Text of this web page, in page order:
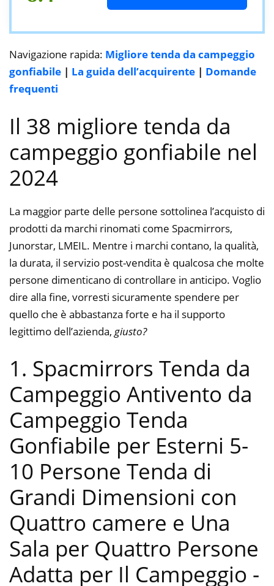
Navigazione rapida: Migliore tenda da campeggio
gonfiabile | La guida dell’acquirente | Domande
frequenti
Il 38 migliore tenda da
campeggio gonfiabile nel
2024
La maggior parte delle persone sottolinea l’acquisto di
prodotti da marchi rinomati come Spacmirrors,
Junorstar, LMEIL. Mentre i marchi contano, la qualità,
la durata, il servizio post-vendita è qualcosa che molte
persone dimenticano di controllare in anticipo. Voglio
dire alla fine, vorresti sicuramente spendere per
quello che è abbastanza forte e ha il supporto
legittimo dell’azienda, giusto?
1. Spacmirrors Tenda da
Campeggio Antivento da
Campeggio Tenda
Gonfiabile per Esterni 5-
10 Persone Tenda di
Grandi Dimensioni con
Quattro camere e Una
Sala per Quattro Persone
Adatta per Il Campeggio -